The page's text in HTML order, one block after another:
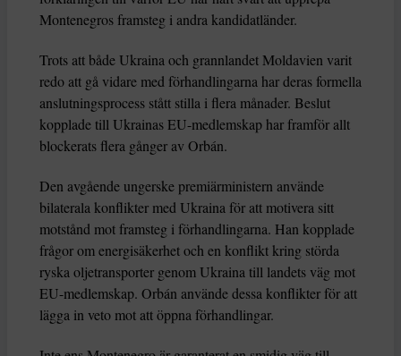
Montenegros framsteg i andra kandidatländer.
Trots att både Ukraina och grannlandet Moldavien varit
redo att gå vidare med förhandlingarna har deras formella
anslutningsprocess stått stilla i flera månader. Beslut
kopplade till Ukrainas EU-medlemskap har framför allt
blockerats flera gånger av Orbán.
Den avgående ungerske premiärministern använde
bilaterala konflikter med Ukraina för att motivera sitt
motstånd mot framsteg i förhandlingarna. Han kopplade
frågor om energisäkerhet och en konflikt kring störda
ryska oljetransporter genom Ukraina till landets väg mot
EU-medlemskap. Orbán använde dessa konflikter för att
lägga in veto mot att öppna förhandlingar.